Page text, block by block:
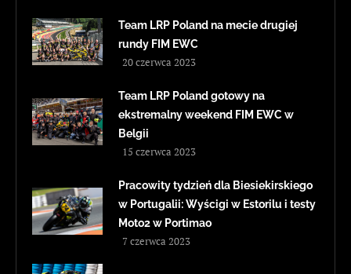
Team LRP Poland na mecie drugiej
rundy FIM EWC
20 czerwca 2023
Team LRP Poland gotowy na
ekstremalny weekend FIM EWC w
Belgii
15 czerwca 2023
Pracowity tydzień dla Biesiekirskiego
w Portugalii: Wyścigi w Estorilu i testy
Moto2 w Portimao
7 czerwca 2023